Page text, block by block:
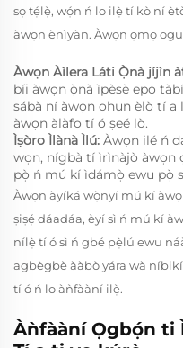
sọ tẹ́lẹ̀, wọ́n ń lo ilẹ̀ tí kò ní
àwọn ènìyàn. Àwọn ọmọ
Àwọn Àìlera Láti Ọ̀nà jíjìn
bíi àwọn ọ̀nà ìpèsè epo
sábà ní àwọn ohun èlò tí
àwọn àlàfo tí ó ṣeé lò.
Ìṣòro Ìlànà Ìlú: Àwọn ilé ń
wọn, nígbà tí ìrìnàjò àwọn
pọ̀ ń mú kí ìdámọ̀ ewu pọ̀
Àwọn àyíká wọ̀nyí mú kí
ṣiṣẹ́ dáadáa, èyí sì ń mú kí
nílẹ̀ tí ó sì ń gbé pẹ̀lú ewu
agbègbè ààbò yára wà
tí ó ń lo àǹfààní ilẹ̀.
Àǹfààní Ọgbọ́n ti